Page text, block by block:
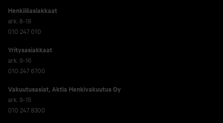
Henkilöasiakkaat
ark. 8-18
010 247 010
Yritysasiakkaat
ark. 9-16
010 247 6700
Vakuutusasiat, Aktia Henkivakuutus Oy
ark. 9-15
010 247 8300